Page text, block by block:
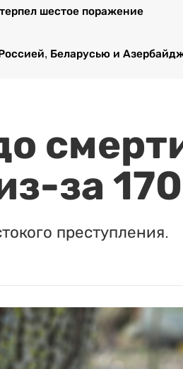
шестое поражение
Беларусью и
за
преступления.